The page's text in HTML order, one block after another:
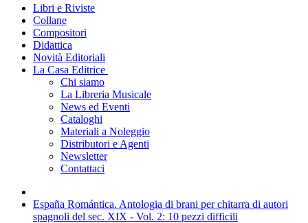
Libri e Riviste
Collane
Compositori
Didattica
Novità Editoriali
La Casa Editrice
Chi siamo
La Libreria Musicale
News ed Eventi
Cataloghi
Materiali a Noleggio
Distributori e Agenti
Newsletter
Contattaci
España Romántica. Antologia di brani per chitarra di autori
spagnoli del sec. XIX - Vol. 2: 10 pezzi difficili